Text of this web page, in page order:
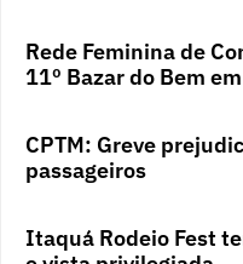
Rede Feminina de
11º Bazar do Bem
CPTM: Greve
passageiros
Itaquá Rodeio Fest